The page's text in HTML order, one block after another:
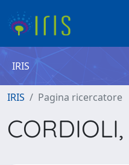
IRIS
IRIS Pagina ricercatore